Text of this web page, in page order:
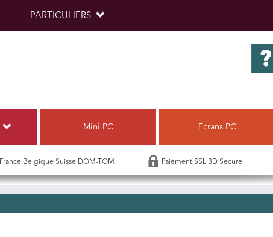
PARTICULIERS
Mini PC Écrans PC
France Belgique Suisse DOM-TOM Paiement SSL 3D Secure